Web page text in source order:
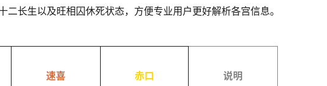
二长生以及旺相囚休死状态，方便专业用户更好解析各宫信息。
速喜 赤口 说明